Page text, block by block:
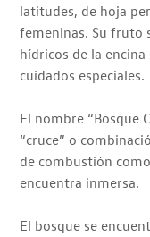
latitudes, de hoja
femeninas. Su fruto
hídricos de la
cuidados especiales.
El nombre “Bosque
“cruce” o
de combustión
encuentra inmersa.
El bosque se